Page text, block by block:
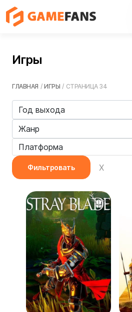
Игры
ГЛАВНАЯ / ИГРЫ / СТРАНИЦА 34
Платформа